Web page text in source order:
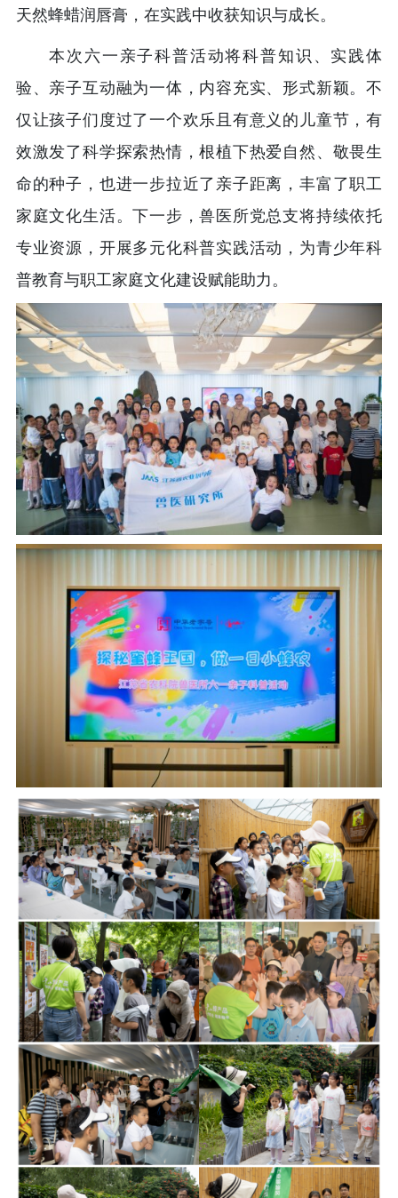
天然蜂蜡润唇膏，在实践中收获知识与成长。
本次六一亲子科普活动将科普知识、实践体
验、亲子互动融为一体，内容充实、形式新颖。不
仅让孩子们度过了一个欢乐且有意义的儿童节，有
效激发了科学探索热情，根植下热爱自然、敬畏生
命的种子，也进一步拉近了亲子距离，丰富了职工
家庭文化生活。下一步，兽医所党总支将持续依托
专业资源，开展多元化科普实践活动，为青少年科
普教育与职工家庭文化建设赋能助力。